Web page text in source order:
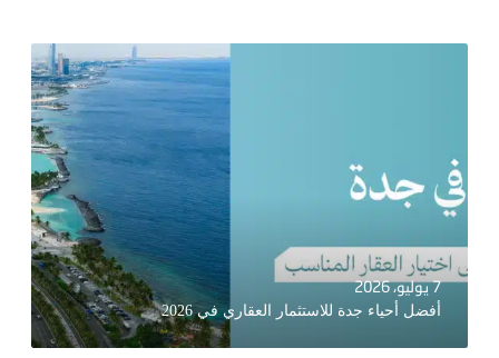
7 يوليو، 2026
أفضل أحياء جدة للاستثمار العقاري في 2026